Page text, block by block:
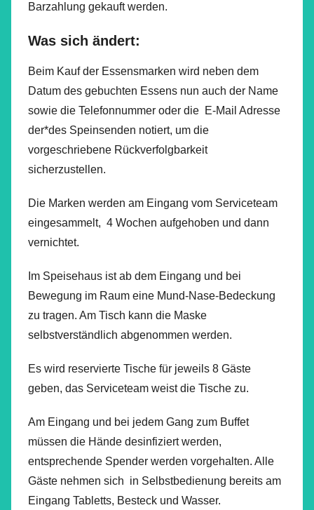
Barzahlung gekauft werden.
Was sich ändert:
Beim Kauf der Essensmarken wird neben dem
Datum des gebuchten Essens nun auch der Name
sowie die Telefonnummer oder die E-Mail Adresse
der*des Speinsenden notiert, um die
vorgeschriebene Rückverfolgbarkeit
sicherzustellen.
Die Marken werden am Eingang vom Serviceteam
eingesammelt, 4 Wochen aufgehoben und dann
vernichtet.
Im Speisehaus ist ab dem Eingang und bei
Bewegung im Raum eine Mund-Nase-Bedeckung
zu tragen. Am Tisch kann die Maske
selbstverständlich abgenommen werden.
Es wird reservierte Tische für jeweils 8 Gäste
geben, das Serviceteam weist die Tische zu.
Am Eingang und bei jedem Gang zum Buffet
müssen die Hände desinfiziert werden,
entsprechende Spender werden vorgehalten. Alle
Gäste nehmen sich in Selbstbedienung bereits am
Eingang Tabletts, Besteck und Wasser.